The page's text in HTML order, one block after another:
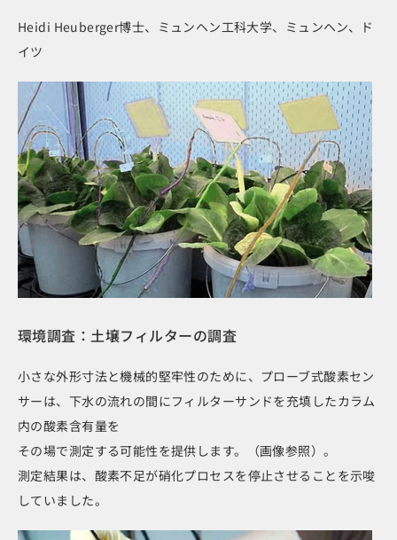
Heidi Heuberger博士、ミュンヘン工科大学、ミュンヘン、ド
イツ
環境調査：土壌フィルターの調査
小さな外​​形寸法と機械的堅牢性のために、プローブ式酸素セン
サーは、下水の流れの間にフィルターサンドを充填したカラム
内の酸素含有量を
その場で測定する可能性を提供します。（画像参照）。
測定結果は、酸素不足が硝化プロセスを停止させることを示唆
していました。